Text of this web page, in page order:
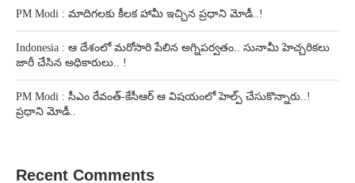
PM Modi : మాదిగలకు కీలక హామీ ఇచ్చిన ప్రధాని మోడీ..!
Indonesia : ఆ దేశంలో మరోసారి పేలిన అగ్నిపర్వతం.. సునామీ హెచ్చరికలు
జారీ చేసిన అధికారులు.. !
PM Modi : సీఎం రేవంత్-కేసీఆర్ ఆ విషయంలో హెల్ప్ చేసుకొన్నారు..!
ప్రధాని మోడీ..
Recent Comments